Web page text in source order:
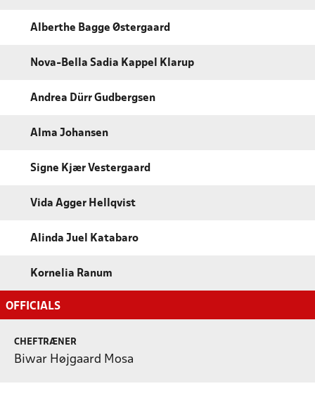
Alberthe Bagge Østergaard
Nova-Bella Sadia Kappel Klarup
Andrea Dürr Gudbergsen
Alma Johansen
Signe Kjær Vestergaard
Vida Agger Hellqvist
Alinda Juel Katabaro
Kornelia Ranum
OFFICIALS
CHEFTRÆNER
Biwar Højgaard Mosa